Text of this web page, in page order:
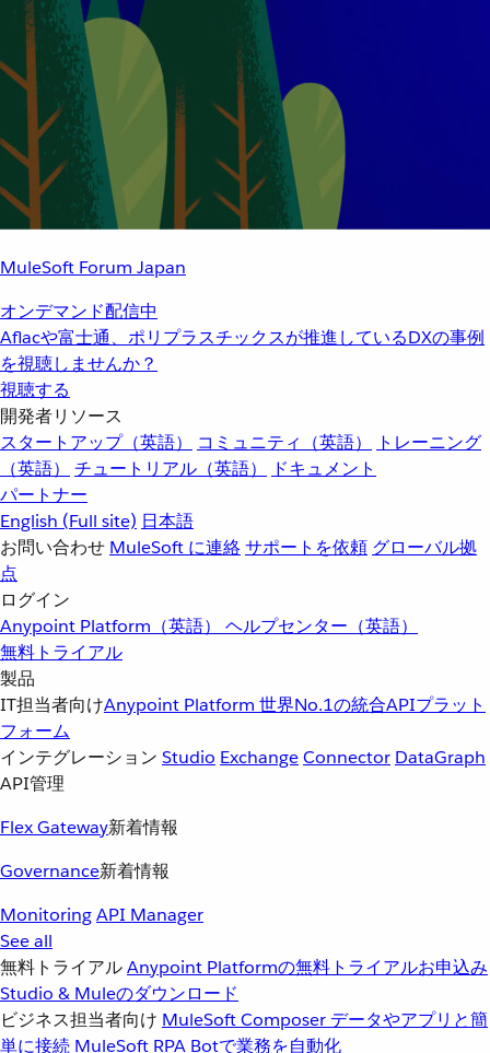
MuleSoft Forum Japan
オンデマンド配信中
Aflacや富士通、ポリプラスチックスが推進しているDXの事例
を視聴しませんか？
視聴する
開発者リソース
スタートアップ（英語）
コミュニティ（英語）
トレーニング
（英語）
チュートリアル（英語）
ドキュメント
パートナー
English (Full site) 日本語
お問い合わせ MuleSoft に連絡サポートを依頼 グローバル拠
点
ログイン
Anypoint Platform（英語） ヘルプセンター（英語）
無料トライアル
製品
IT担当者向けAnypoint Platform 世界No.1の統合APIプラット
フォーム
インテグレーション Studio ExchangeConnector DataGraph
API管理
Flex Gateway新着情報
Governance新着情報
MonitoringAPI Manager
See all
無料トライアルAnypoint Platformの無料トライアルお申込み
Studio & Muleのダウンロード
ビジネス担当者向け MuleSoft Composer データやアプリと簡
単に接続 MuleSoft RPA Botで業務を自動化